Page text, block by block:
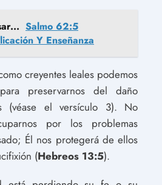
Salmo 62:5
Y Enseñanza
creyentes leales podemos
preservarnos del daño
(véase el versículo 3). No
por los problemas
Él nos protegerá de ellos
(Hebreos 13:5).